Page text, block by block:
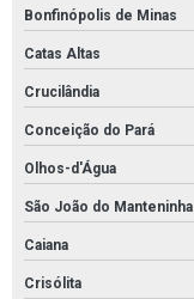
Bonfinópolis de Minas
Catas Altas
Crucilândia
Conceição do Pará
Olhos-d'Água
São João do Manteninha
Caiana
Crisólita